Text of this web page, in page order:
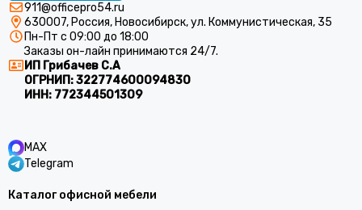
911@officepro54.ru
630007, Россия, Новосибирск, ул. Коммунистическая, 35
Пн-Пт с 09:00 до 18:00
Заказы он-лайн принимаются 24/7.
ИП Грибачев С.А
ОГРНИП:322774600094830
ИНН: 772344501309
MAX
Telegram
Каталог офисной мебели